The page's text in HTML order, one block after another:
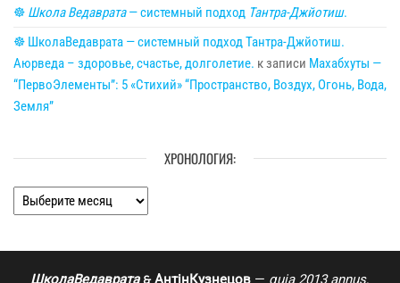
☸ Школа Ведаврата— системный подход Тантра-Джйотиш.
☸ ШколаВедаврата — системный подход Тантра-Джйотиш.
Аюрведа – здоровье, счастье, долголетие. к записи Махабхуты —
“ПервоЭлементы”: 5 «Стихий» “Пространство, Воздух, Огонь, Вода,
Земля”
ХРОНОЛОГИЯ:
Хронология:
ШколаВедаврата 🙲 АнтінКузнецов — quia 2013 annus.